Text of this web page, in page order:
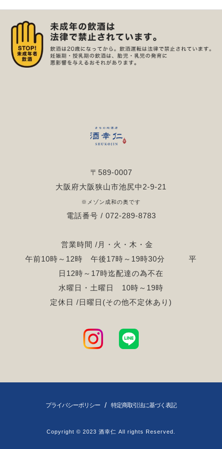
〒589-0007
大阪府大阪狭山市池尻中2-9-21
※メゾン成和の奥です
電話番号 / 072-289-8783
営業時間 /月・火・木・金
午前10時～12時 午後17時～19時30分 平
日12時～17時迄配達の為不在
水曜日・土曜日 10時～19時
定休日 /日曜日(その他不定休あり)
プライバシーポリシー / 特定商取引法に基づく表記
Copyright © 2023 酒幸仁 All rights Reserved.